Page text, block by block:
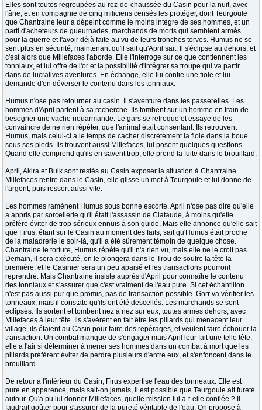
Elles sont toutes regroupées au rez-de-chaussée du Casin pour la nuit, avec
l'âne, et en compagnie de cinq miliciens censés les protéger, dont Teurgoule
que Chantraine leur a dépeint comme le moins intègre de ses hommes, et un
parti d'acheteurs de gueurnades, marchands de morts qui semblent armés
pour la guerre et l'avoir déjà faite au vu de leurs tronches torves. Humus ne se
sent plus en sécurité, maintenant qu'il sait qu'April sait. Il s'éclipse au dehors, et
c'est alors que Millefaces l'aborde. Elle l'interroge sur ce que contiennent les
tonniaux, et lui offre de l'or et la possibilité d'intégrer sa troupe qui va partir
dans de lucratives aventures. En échange, elle lui confie une fiole et lui
demande d'en déverser le contenu dans les tonniaux.
Humus n'ose pas retourner au casin. Il s'aventure dans les passerelles. Les
hommes d'April partent à sa recherche. Ils tombent sur un homme en train de
besogner une vache nouarmande. Le gars se refroque et essaye de les
convaincre de ne rien répéter, que l'animal était consentant. Ils retrouvent
Humus, mais celui-ci a le temps de cacher discrètement la fiole dans la boue
sous ses pieds. Ils trouvent aussi Millefaces, lui posent quelques questions.
Quand elle comprend qu'ils en savent trop, elle prend la fuite dans le brouillard.
April, Akira et Bulk sont restés au Casin exposer la situation à Chantraine.
Millefaces rentre dans le Casin, elle glisse un mot à Teurgoule et lui donne de
l'argent, puis ressort aussi vite.
Les hommes ramènent Humus sous bonne escorte. April n'ose pas dire qu'elle
a appris par sorcellerie qu'il était l'assassin de Clataude, à moins qu'elle
préfère éviter de trop sérieux ennuis à son guide. Mais elle annonce qu'elle sait
que Firus, étant sur le Casin au moment des faits, sait qu'Humus était proche
de la maladrerie le soir-là, qu'il a été sûrement témoin de quelque chose.
Chantraine le torture, Humus répète qu'il n'a rien vu, mais elle ne le croit pas.
Demain, il sera exécuté, on le plongera dans le Trou de soufre la tête la
première, et le Casinier sera un peu apaisé et les transactions pourront
reprendre. Mais Chantraine insiste auprès d'April pour connaître le contenu
des tonniaux et s'assurer que c'est vraiment de l'eau pure. Si cet échantillon
n'est pas aussi pur que promis, pas de transaction possible. Gorr va vérifier les
tonneaux, mais il constate qu'ils ont été descellés. Les marchands se sont
eclipsés. Ils sortent et tombent nez à nez sur eux, toutes armes dehors, avec
Millefaces à leur tête. Ils s'avèrent en fait être les pillards qui menacent leur
village, ils étaient au Casin pour faire des repérages, et veulent faire échouer la
transaction. Un combat manque de s'engager mais April leur fait une telle tête,
elle a l'air si déterminer à mener ses hommes dans un combat à mort que les
pillards préfèrent éviter de perdre plusieurs d'entre eux, et s'enfoncent dans le
brouillard.
De retour à l'intérieur du Casin, Firus expertise l'eau des tonneaux. Elle est
pure en apparence, mais sait-on jamais, il est possible que Teurgoule ait fureté
autour. Qu'a pu lui donner Millefaces, quelle mission lui a-t-elle confiée ? Il
faudrait goûter pour s'assurer de la pureté véritable de l'eau. On propose à